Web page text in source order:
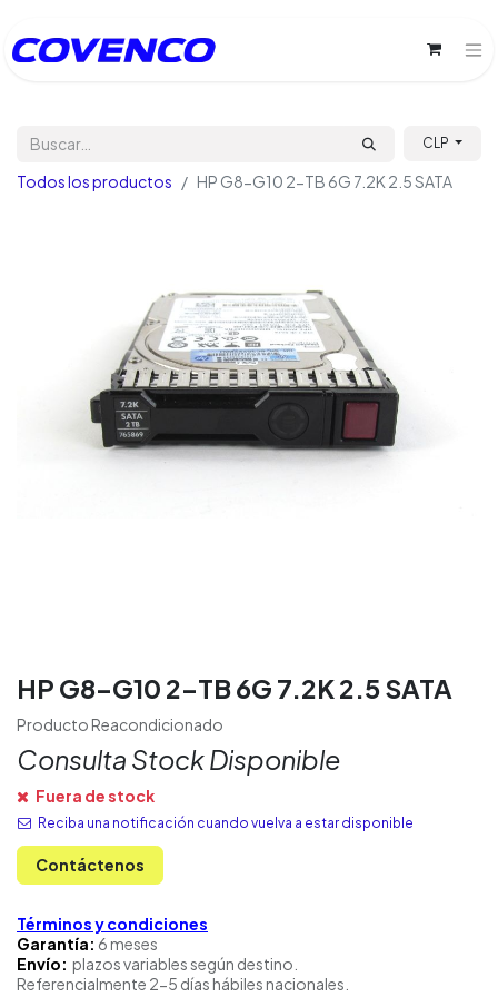
CLP
Todos los productos HP G8-G10 2-TB 6G 7.2K 2.5 SATA
HP G8-G10 2-TB 6G 7.2K 2.5 SATA
Producto Reacondicionado
Consulta Stock Disponible
Fuera de stock
Reciba una notificación cuando vuelva a estar disponible
Contáctenos
Términos y condiciones
Garantía: 6 meses
Envío: plazos variables según destino.
Referencialmente 2-5 días hábiles nacionales.